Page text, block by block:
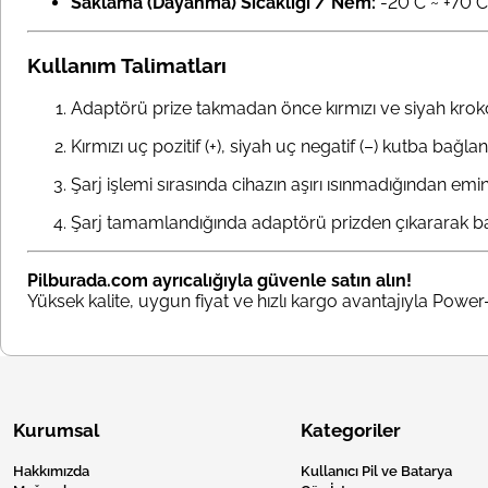
Kullanım Talimatları
Adaptörü prize takmadan önce kırmızı ve siyah
Kırmızı uç pozitif (+), siyah uç negatif (–) kutba
Şarj işlemi sırasında cihazın aşırı ısınmadığından
Şarj tamamlandığında adaptörü prizden çıkararak
Pilburada.com ayrıcalığıyla güvenle satın alın!
Yüksek kalite, uygun fiyat ve hızlı kargo avantajıyla
Kurumsal
Hakkımızda
Kategoriler
Kullanıcı Pil ve Batarya